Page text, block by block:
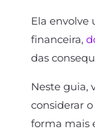
Ela envolve
financeira,
das
Neste guia,
considerar
forma mais